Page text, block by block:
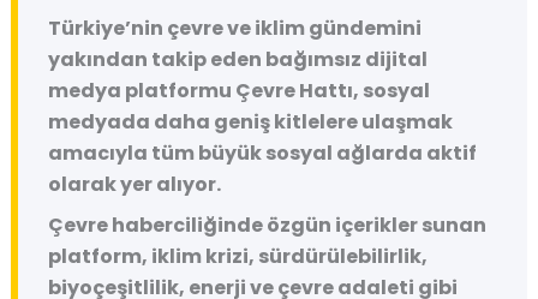
Türkiye’nin çevre ve iklim gündemini
yakından takip eden bağımsız dijital
medya platformu Çevre Hattı, sosyal
medyada daha geniş kitlelere ulaşmak
amacıyla tüm büyük sosyal ağlarda aktif
olarak yer alıyor.
Çevre haberciliğinde özgün içerikler sunan
platform, iklim krizi, sürdürülebilirlik,
biyoçeşitlilik, enerji ve çevre adaleti gibi